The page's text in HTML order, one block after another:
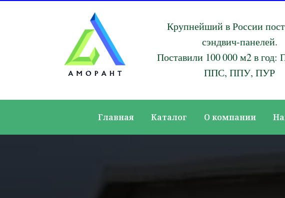
Крупнейший в России
сэндвич-панелей.
Поставили 100 000 м2 в
ППС, ППУ, ПУР
Главная Каталог О компании